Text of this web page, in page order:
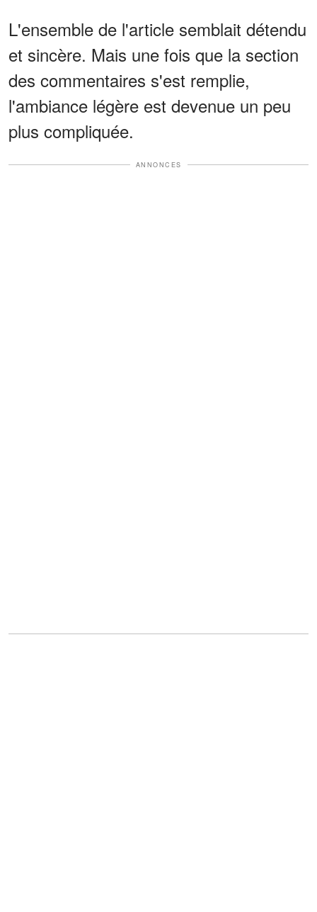
L'ensemble de l'article semblait détendu
et sincère. Mais une fois que la section
des commentaires s'est remplie,
l'ambiance légère est devenue un peu
plus compliquée.
ANNONCES